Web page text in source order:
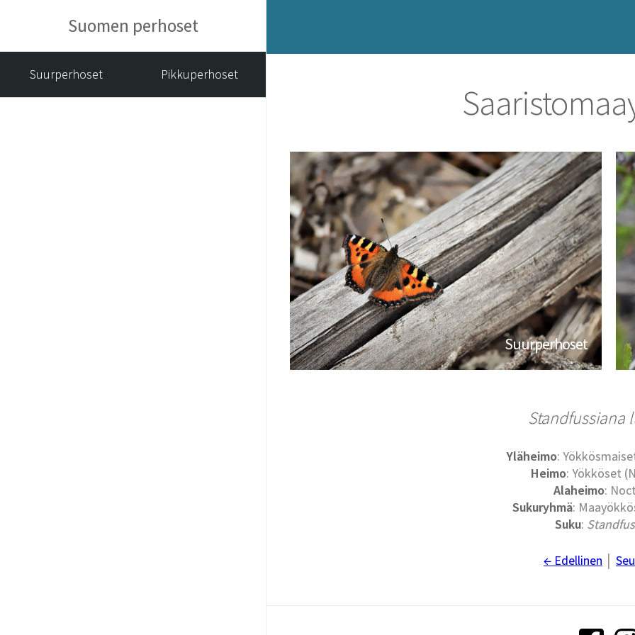
Suomen perhoset
Suurperhoset Pikkuperhoset
Suurperhoset
Standfussiana
Yläheimo:
Heimo: Yökköset
Alaheimo:
Sukuryhmä:
Suku:
← Edellinen